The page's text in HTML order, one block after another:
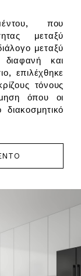
που
μεταξύ
μεταξύ
και
επιλέχθηκε
τόνους
όπου οι